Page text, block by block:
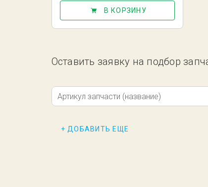
В КОРЗИНУ
Оставить заявку на подбор
Артикул запчасти (название)
+ ДОБАВИТЬ ЕЩЕ